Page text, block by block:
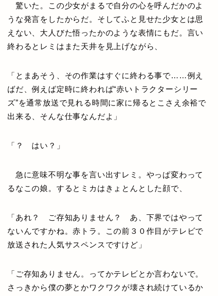
驚いた。この少女がまるで自分の心を呼んだかのよ
うな発言をしたからだ。そしてふと見せた少女とは思
えない、大人びた悟ったかのような表情にもだ。言い
終わるとレミはまた天井を見上げながら、
「とまあそう、その作業はすぐに終わる事で……例え
ばだ、例えば定時に終われば“赤いトラクターシリー
ズ”を通常放送で見れる時間に家に帰るとこさえ余裕で
出来る、そんな仕事なんだよ」
「？ はい？」
急に意味不明な事を言い出すレミ。やっぱ変わって
るなこの娘。するとミカはきょとんとした顔で、
「あれ？ ご存知ありません？ あ、下界ではやって
ないんですかね。赤トラ。この前３０作目がテレビで
放送された人気サスペンスですけど」
「ご存知ありません。ってかテレビとか言わないで。
さっきから僕の夢とかワクワクが壊され続けているか